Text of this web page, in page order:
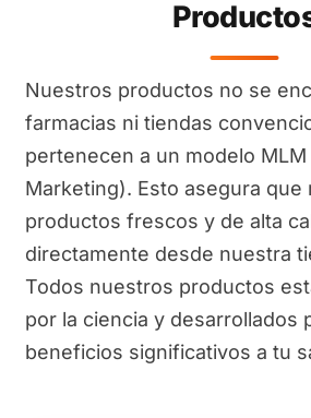
Nuestros productos no se
farmacias ni tiendas
pertenecen a un modelo
Marketing). Esto asegura que
productos frescos y de alta
directamente desde nuestra
Todos nuestros productos
por la ciencia y desarrollados
beneficios significativos a tu